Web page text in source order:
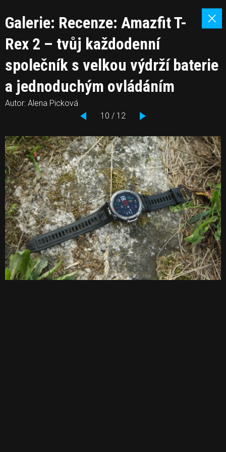
Galerie: Recenze: Amazfit T-
Rex 2 – tvůj každodenní
společník s velkou výdrží baterie
a jednoduchým ovládáním
Autor: Alena Picková
10 / 12